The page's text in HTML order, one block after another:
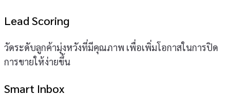
Lead Scoring
วัดระดับลูกค้ามุ่งหวังที่มีคุณภาพ เพื่อเพิ่มโอกาสในการปิด
การขายให้ง่ายขึ้น
Smart Inbox